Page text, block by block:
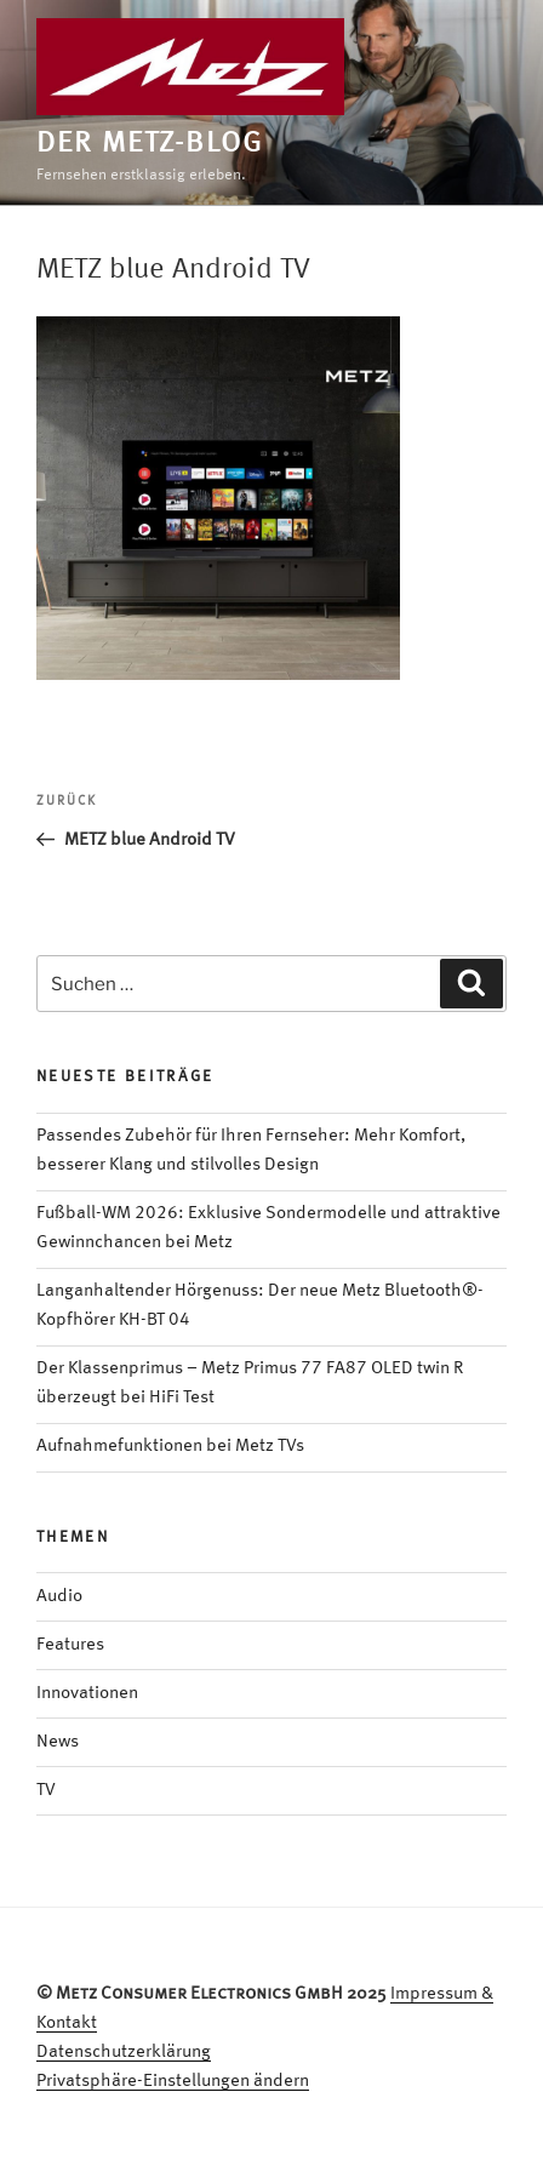
DER METZ-BLOG
Fernsehen erstklassig erleben.
METZ blue Android TV
Beitragsnavigation
Vorheriger
Beitrag
ZURÜCK
METZ blue Android TV
nach:
NEUESTE BEITRÄGE
Passendes Zubehör für Ihren Fernseher: Mehr Komfort,
besserer Klang und stilvolles Design
Fußball-WM 2026: Exklusive Sondermodelle und attraktive
Gewinnchancen bei Metz
Langanhaltender Hörgenuss: Der neue Metz Bluetooth®-
Kopfhörer KH-BT 04
Der Klassenprimus – Metz Primus 77 FA87 OLED twin R
überzeugt bei HiFi Test
Aufnahmefunktionen bei Metz TVs
THEMEN
Audio
Features
Innovationen
News
TV
© Metz Consumer Electronics GmbH 2025 Impressum &
Kontakt
Datenschutzerklärung
Privatsphäre-Einstellungen ändern